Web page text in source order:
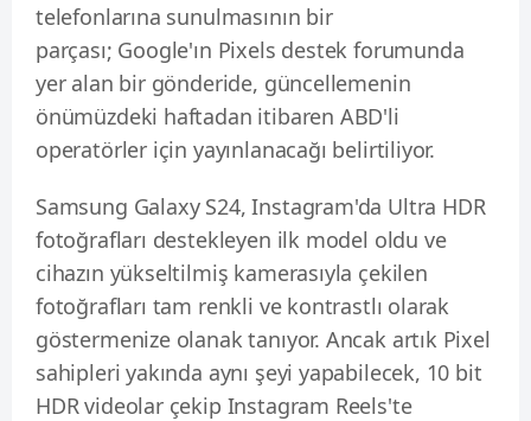
telefonlarına sunulmasının bir
parçası; Google'ın Pixels destek forumunda
yer alan bir gönderide, güncellemenin
önümüzdeki haftadan itibaren ABD'li
operatörler için yayınlanacağı belirtiliyor.
Samsung Galaxy S24, Instagram'da Ultra HDR
fotoğrafları destekleyen ilk model oldu ve
cihazın yükseltilmiş kamerasıyla çekilen
fotoğrafları tam renkli ve kontrastlı olarak
göstermenize olanak tanıyor. Ancak artık Pixel
sahipleri yakında aynı şeyi yapabilecek, 10 bit
HDR videolar çekip Instagram Reels'te